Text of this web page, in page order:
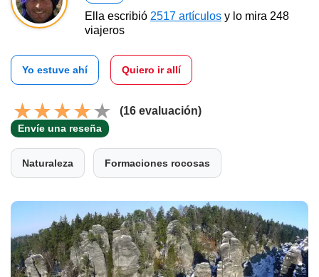
Ella escribió 2517 artículos y lo mira 248
viajeros
Yo estuve ahí Quiero ir allí
(16 evaluación)
Envíe una reseña
Naturaleza Formaciones rocosas